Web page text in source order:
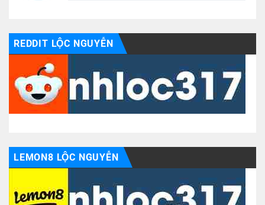
REDDIT LỘC NGUYỄN
LEMON8 LỘC NGUYỄN